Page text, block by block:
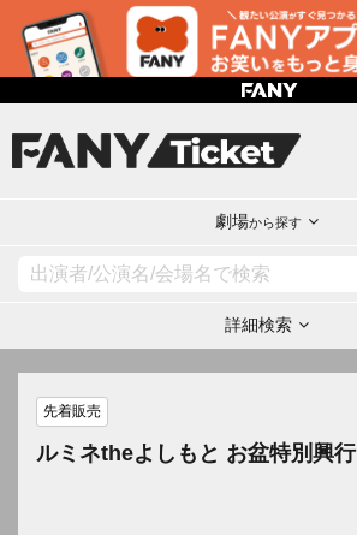
劇場から探す
詳細検索
先着販売
ルミネtheよしもと お盆特別興行